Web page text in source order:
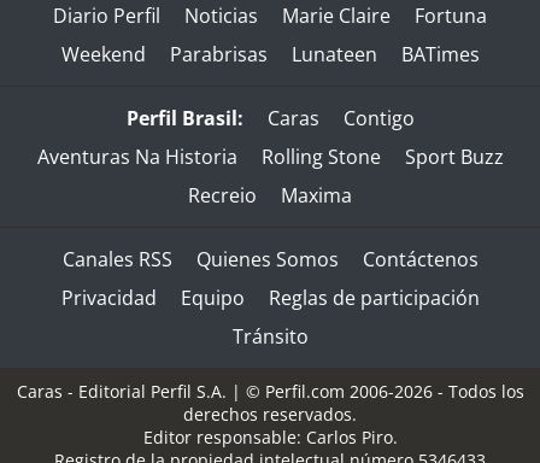
Diario Perfil Noticias Marie Claire
Fortuna
Weekend
Parabrisas Lunateen BATimes
Perfil Brasil: Caras
Contigo
Aventuras Na Historia
Rolling Stone
Sport Buzz
Recreio
Maxima
Canales RSS Quienes Somos
Contáctenos
Privacidad
Equipo
Reglas de participación
Tránsito
Caras - Editorial Perfil S.A. | © Perfil.com 2006-2026 - Todos los
derechos reservados.
Editor responsable: Carlos Piro.